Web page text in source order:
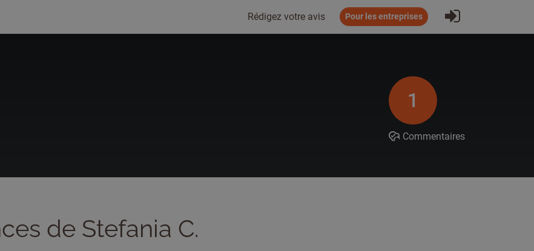
Rédigez votre avis
Pour les entreprises S'inscrire
1
Commentaires
de Stefania C.